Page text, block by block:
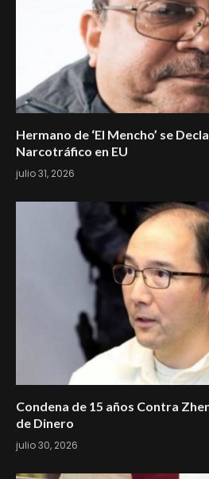
Hermano de ‘El Mencho’ se
Narcotráfico en EU
julio 31, 2026
Condena de 15 años Contra
de Dinero
julio 30, 2026